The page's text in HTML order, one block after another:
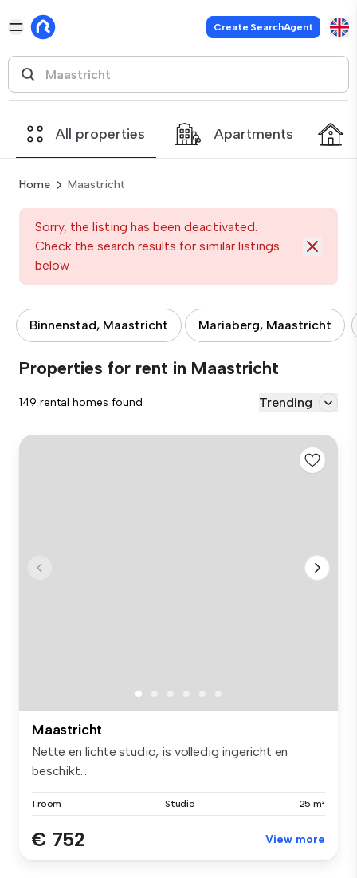
Create SearchAgent
All properties Apartments
Home Maastricht
Sorry, the listing has been deactivated.
Check the search results for similar listings
below
Binnenstad, Maastricht Mariaberg, Maastricht
Properties for rent in Maastricht
149 rental homes found Trending
Maastricht
Nette en lichte studio, is volledig ingericht en
beschikt...
1 room Studio 25 m²
€ 752 View more